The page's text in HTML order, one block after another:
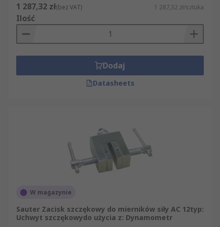
1 287,32 zł(bez VAT) 1 287,32 zł/sztuka
Ilość
Dodaj
Datasheets
W magazynie
Sauter Zacisk szczękowy do mierników siły AC 12typ:
Uchwyt szczękowydo użycia z: Dynamometr